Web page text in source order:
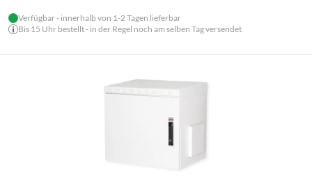
Verfügbar - innerhalb von 1-2 Tagen lieferbar
Bis 15 Uhr bestellt - in der Regel noch am selben Tag versendet